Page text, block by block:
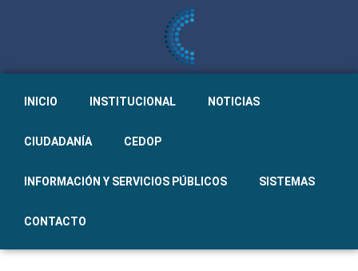
INICIO INSTITUCIONAL NOTICIAS
CIUDADANÍA CEDOP
INFORMACIÓN Y SERVICIOS PÚBLICOS SISTEMAS
CONTACTO